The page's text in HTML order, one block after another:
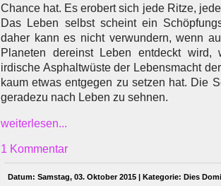
Chance hat. Es erobert sich jede Ritze,
Das Leben selbst scheint ein
daher kann es nicht verwundern, wenn
Planeten dereinst Leben entdeckt
irdische Asphaltwüste der Lebensmacht
kaum etwas entgegen zu setzen hat. Die
geradezu nach Leben zu sehnen.
weiterlesen...
1 Kommentar
Datum: Samstag, 03. Oktober 2015 | Kategorie: Dies